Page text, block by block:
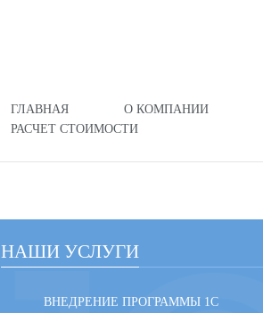
ГЛАВНАЯ О КОМПАНИИ
РАСЧЕТ СТОИМОСТИ
НАШИ УСЛУГИ
ВНЕДРЕНИЕ ПРОГРАММЫ 1С